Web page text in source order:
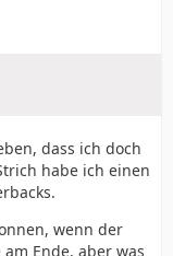
dass ich doch
habe ich einen
wenn der
Ende, aber was